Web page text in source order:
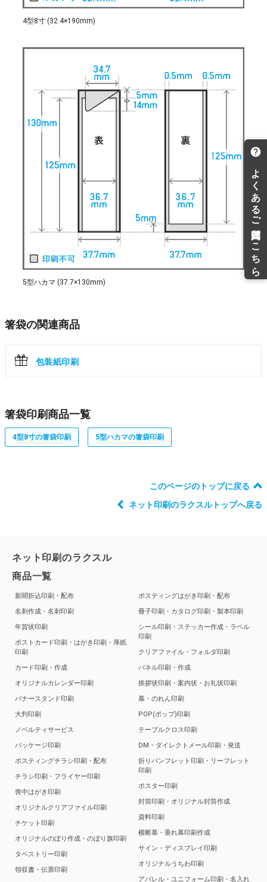
4型8寸 (32.4×190mm)
5型ハカマ (37.7×130mm)
箸袋の関連商品
包装紙印刷
箸袋印刷商品一覧
4型8寸の箸袋印刷 5型ハカマの箸袋印刷
このページのトップに戻る
ネット印刷のラクスルトップへ戻る
ネット印刷のラクスル
商品一覧
新聞折込印刷・配布
名刺作成・名刺印刷
年賀状印刷
ポストカード印刷・はがき印刷・厚紙
印刷
カード印刷・作成
オリジナルカレンダー印刷
バナースタンド印刷
大判印刷
ノベルティサービス
パッケージ印刷
ポスティングチラシ印刷・配布
チラシ印刷・フライヤー印刷
喪中はがき印刷
オリジナルクリアファイル印刷
チケット印刷
オリジナルのぼり作成・のぼり旗印刷
タペストリー印刷
領収書・伝票印刷
ポスティングはがき印刷・配布
冊子印刷・カタログ印刷・製本印刷
シール印刷・ステッカー作成・ラベル
印刷
クリアファイル・フォルダ印刷
パネル印刷・作成
挨拶状印刷・案内状・お礼状印刷
幕・のれん印刷
POP(ポップ)印刷
テーブルクロス印刷
DM・ダイレクトメール印刷・発送
折りパンフレット印刷・リーフレット
印刷
ポスター印刷
封筒印刷・オリジナル封筒作成
資料印刷
横断幕・垂れ幕印刷作成
サイン・ディスプレイ印刷
オリジナルうちわ印刷
アパレル・ユニフォーム印刷・名入れ